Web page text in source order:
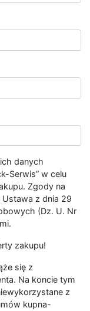
danych
Serwis” w celu
Zgody na
z dnia 29
(Dz. U. Nr
zakupu!
się z
Na koncie tym
z
kupna-